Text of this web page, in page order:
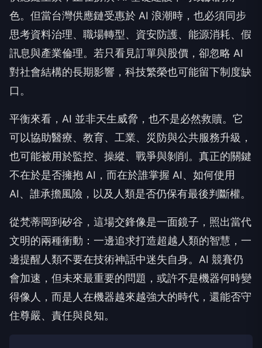
色。但當台灣供應鏈受惠於 AI 浪潮時，也必須同步
思考資料治理、職場轉型、資安防護、能源消耗、假
訊息與產業倫理。若只看見訂單與股價，卻忽略 AI
對社會結構的長期影響，科技繁榮也可能留下制度缺
口。
平衡來看，AI 並非天生威脅，也不是必然救贖。它
可以協助醫療、教育、工業、災防與公共服務升級，
也可能被用於監控、操縱、戰爭與剝削。真正的關鍵
不在於是否擁抱 AI，而在於誰掌握 AI、如何使用
AI、誰承擔風險，以及人類是否仍保有最後判斷權。
從梵蒂岡到矽谷，這場交鋒像是一面鏡子，照出當代
文明的兩種衝動：一邊追求打造超越人類的智慧，一
邊提醒人類不要在技術神話中迷失自身。AI 競賽仍
會加速，但未來最重要的問題，或許不是機器何時變
得像人，而是人在機器越來越強大的時代，還能否守
住尊嚴、責任與良知。